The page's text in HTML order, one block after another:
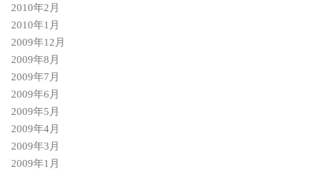
2010年2月
2010年1月
2009年12月
2009年8月
2009年7月
2009年6月
2009年5月
2009年4月
2009年3月
2009年1月